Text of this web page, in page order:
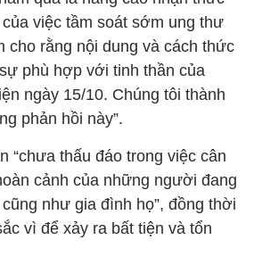
việc tầm soát sớm ung thư
cho rằng nội dung và cách thức
phù hợp với tinh thần của
ngày 15/10. Chúng tôi thành
phản hồi này”.
“chưa thấu đáo trong việc cân
cảnh của những người đang
như gia đình họ”, đồng thời
vì để xảy ra bất tiện và tổn